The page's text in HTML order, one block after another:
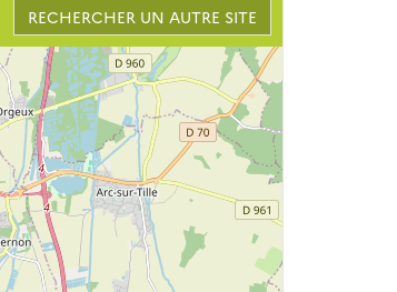
RECHERCHER UN AUTRE SITE